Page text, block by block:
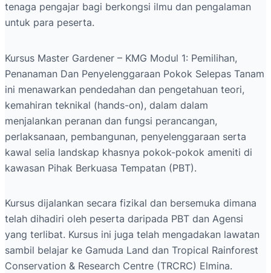
tenaga pengajar bagi berkongsi ilmu dan pengalaman
untuk para peserta.
Kursus Master Gardener – KMG Modul 1: Pemilihan,
Penanaman Dan Penyelenggaraan Pokok Selepas Tanam
ini menawarkan pendedahan dan pengetahuan teori,
kemahiran teknikal (hands-on), dalam dalam
menjalankan peranan dan fungsi perancangan,
perlaksanaan, pembangunan, penyelenggaraan serta
kawal selia landskap khasnya pokok-pokok ameniti di
kawasan Pihak Berkuasa Tempatan (PBT).
Kursus dijalankan secara fizikal dan bersemuka dimana
telah dihadiri oleh peserta daripada PBT dan Agensi
yang terlibat. Kursus ini juga telah mengadakan lawatan
sambil belajar ke Gamuda Land dan Tropical Rainforest
Conservation & Research Centre (TRCRC) Elmina.